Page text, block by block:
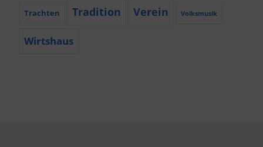
Trachten Tradition Verein Volksmusik
Wirtshaus